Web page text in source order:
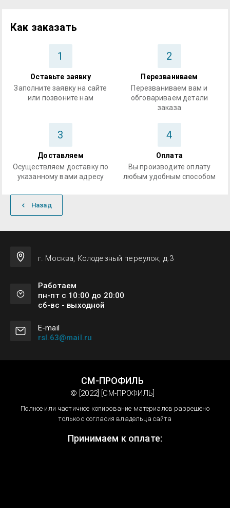
Как заказать
1
Оставьте заявку
Заполните заявку на сайте
или позвоните нам
2
Перезваниваем
Перезваниваем вам и
обговариваем детали
заказа
3
Доставляем
Осуществляем доставку по
указанному вами адресу
4
Оплата
Вы производите оплату
любым удобным способом
Назад
г. Москва, Колодезный переулок, д.3
Работаем
пн-пт с 10:00 до 20:00
сб-вс - выходной
Е-mail
rsl.63@mail.ru
СМ-ПРОФИЛЬ
© [2022] [СМ-ПРОФИЛЬ]
Полное или частичное копирование материалов разрешено
только с согласия владельца сайта
Принимаем к оплате: